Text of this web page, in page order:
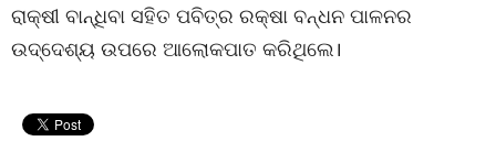
ରାକ୍ଷୀ ବାନ୍ଧିବା ସହିତ ପବିତ୍ର ରକ୍ଷା ବନ୍ଧନ ପାଳନର
ଉଦ୍ଦେଶ୍ୟ ଉପରେ ଆଲୋକପାତ କରିଥିଲେ।